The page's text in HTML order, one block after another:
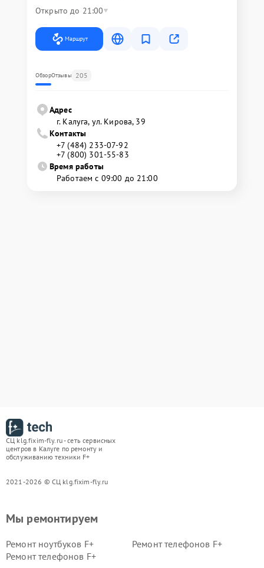
Открыто до 21:00
Маршрут
ОбзорОтзывы 205
Адрес
г. Калуга, ул. Кирова, 39
Контакты
+7 (484) 233-07-92
+7 (800) 301-55-83
Время работы
Работаем с 09:00 до 21:00
СЦ klg.fixim-fly.ru - сеть сервисных
центров в Калуге по ремонту и
обслуживанию техники F+
2021-2026 © СЦ klg.fixim-fly.ru
Мы ремонтируем
Ремонт ноутбуков F+
Ремонт телефонов F+
Ремонт телефонов F+